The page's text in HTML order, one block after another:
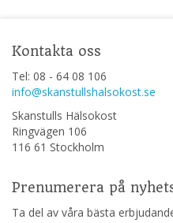
Kontakta oss
Tel: 08 - 64 08 106
info@skanstullshalsokost.se
Skanstulls Hälsokost
Ringvägen 106
116 61 Stockholm
Prenumerera på
Ta del av våra bästa